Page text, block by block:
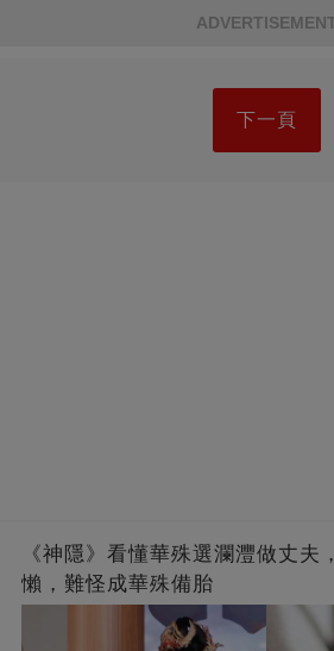
下一頁
《神隱》看懂華殊選瀾灃做丈夫
懶，難怪成華殊備胎